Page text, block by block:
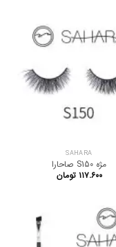
SAHARA
مژه S150 صاحارا
۱۱۷.۶۰۰ تومان